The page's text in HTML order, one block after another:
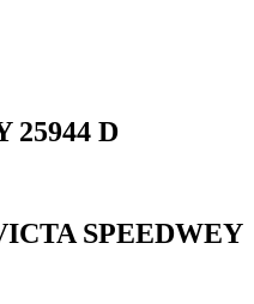
25944 D
SPEEDWEY